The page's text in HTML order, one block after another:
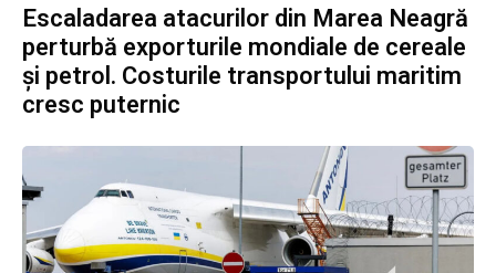
Escaladarea atacurilor din Marea Neagră
perturbă exporturile mondiale de cereale
și petrol. Costurile transportului maritim
cresc puternic